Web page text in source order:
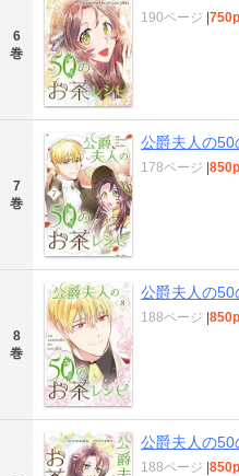
6
巻
190ページ |
7
巻
公爵夫人の
178ページ |
8
巻
公爵夫人の
188ページ |
公爵夫人の
188ページ |